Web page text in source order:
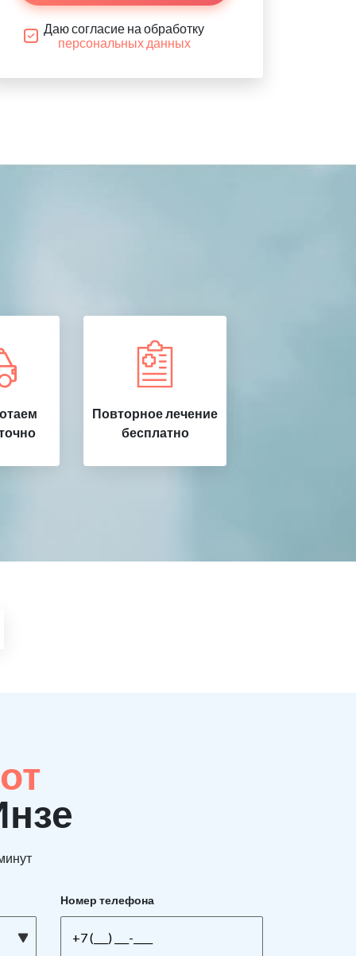
Даю согласие на обработку
персональных данных
Повторное лечение
бесплатно
Номер телефона